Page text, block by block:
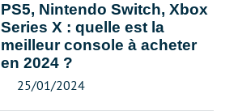
PS5, Nintendo Switch, Xbox
Series X : quelle est la
meilleur console à acheter
en 2024 ?
25/01/2024